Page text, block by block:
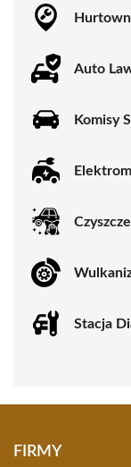
Auto
Komisy
Stacja
FIRMY